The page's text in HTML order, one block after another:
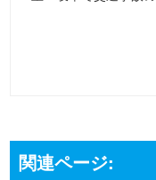
関連ページ: